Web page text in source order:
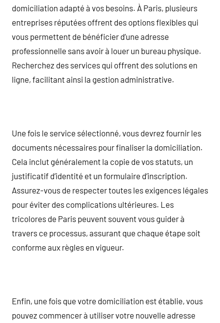
domiciliation adapté à vos besoins. À Paris, plusieurs
entreprises réputées offrent des options flexibles qui
vous permettent de bénéficier d’une adresse
professionnelle sans avoir à louer un bureau physique.
Recherchez des services qui offrent des solutions en
ligne, facilitant ainsi la gestion administrative.
Une fois le service sélectionné, vous devrez fournir les
documents nécessaires pour finaliser la domiciliation.
Cela inclut généralement la copie de vos statuts, un
justificatif d’identité et un formulaire d’inscription.
Assurez-vous de respecter toutes les exigences légales
pour éviter des complications ultérieures. Les
tricolores de Paris peuvent souvent vous guider à
travers ce processus, assurant que chaque étape soit
conforme aux règles en vigueur.
Enfin, une fois que votre domiciliation est établie, vous
pouvez commencer à utiliser votre nouvelle adresse